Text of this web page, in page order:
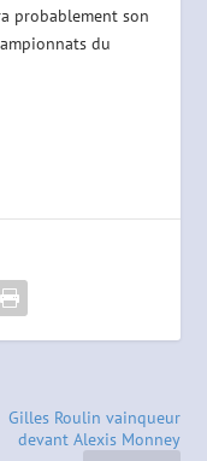
probablement son
du
Gilles Roulin vainqueur
devant Alexis Monney